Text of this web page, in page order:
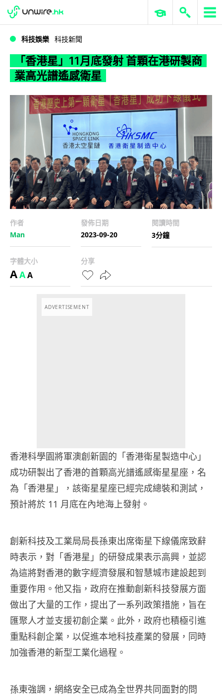
WWDC 2026 ERP 與商業 AI
科技娛樂 科技新聞
「香港星」11月底發射 首顆在港研製商
業高光譜遙感衛星
作者
Man
發佈日期
2023-09-20
閱讀時間
3分鐘
字體大小
AAA
分享
ADVERTISEMENT
香港科學園將軍澳創新園的「香港衛星製造中心」
成功研製出了香港的首顆高光譜遙感衛星星座，名
為「香港星」，該衛星星座已經完成總裝和測試，
預計將於 11 月底在內地海上發射。
創新科技及工業局局長孫東出席衛星下線儀席致辭
時表示，對「香港星」的研發成果表示高興，並認
為這將對香港的數字經濟發展和智慧城市建設起到
重要作用。他又指，政府在推動創新科技發展方面
做出了大量的工作，提出了一系列政策措施，旨在
匯聚人才並支援初創企業。此外，政府也積極引進
重點科創企業，以促進本地科技產業的發展，同時
加強香港的新型工業化過程。
孫東強調，網絡安全已成為全世界共同面對的問